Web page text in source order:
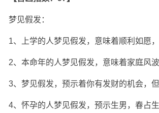
梦见假发：
1、上学的人梦见假发，意味着顺利如愿，
2、本命年的人梦见假发，意味着家庭风
3、梦见假发，预示着你有发财的机会，但
4、怀孕的人梦见假发，预示生男，春占